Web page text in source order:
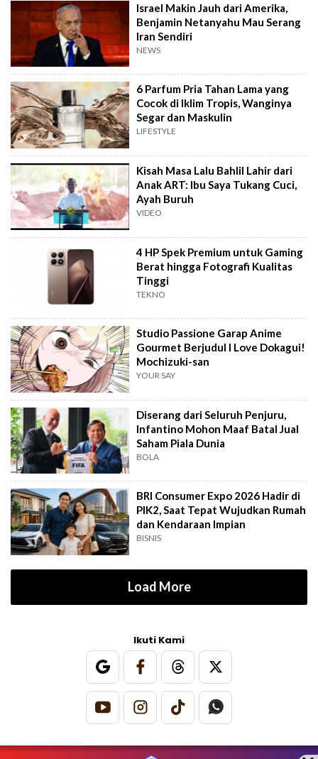
Israel Makin Jauh dari Amerika,
Benjamin Netanyahu Mau Serang
Iran Sendiri
NEWS
6 Parfum Pria Tahan Lama yang
Cocok di Iklim Tropis, Wanginya
Segar dan Maskulin
LIFESTYLE
Kisah Masa Lalu Bahlil Lahir dari
Anak ART: Ibu Saya Tukang Cuci,
Ayah Buruh
VIDEO
4 HP Spek Premium untuk Gaming
Berat hingga Fotografi Kualitas
Tinggi
TEKNO
Studio Passione Garap Anime
Gourmet Berjudul I Love Dokagui!
Mochizuki-san
YOUR SAY
Diserang dari Seluruh Penjuru,
Infantino Mohon Maaf Batal Jual
Saham Piala Dunia
BOLA
BRI Consumer Expo 2026 Hadir di
PIK2, Saat Tepat Wujudkan Rumah
dan Kendaraan Impian
BISNIS
Load More
Ikuti Kami